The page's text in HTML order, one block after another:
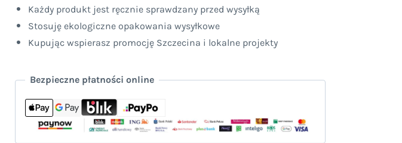
różne
rozmiary
Każdy produkt jest ręcznie sprawdzany przed wysyłką
Stosuję ekologiczne opakowania wysyłkowe
Kupując wspierasz promocję Szczecina i lokalne projekty
Bezpieczne płatności online